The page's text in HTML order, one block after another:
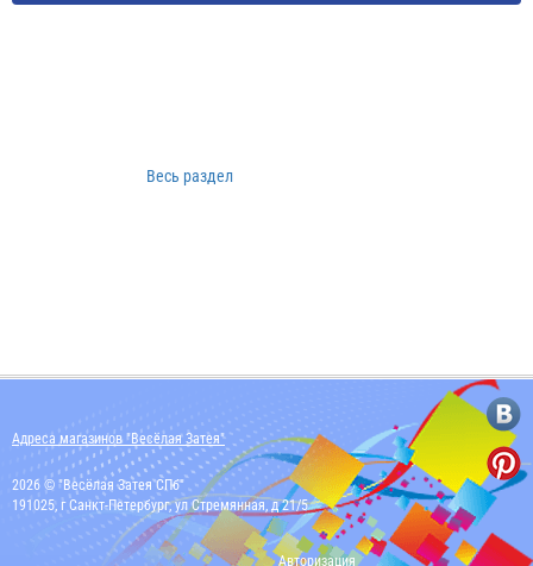
Весь раздел
Адреса магазинов "Весёлая Затея"
2026 © "Весёлая Затея СПб"
191025, г Санкт-Петербург, ул Стремянная, д 21/5
Авторизация